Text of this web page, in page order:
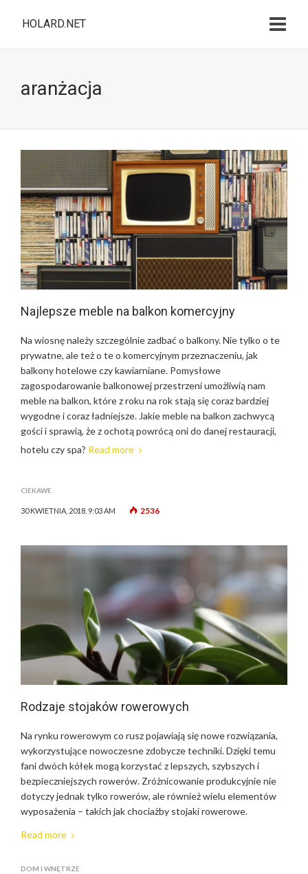
HOLARD.NET
aranżacja
Najlepsze meble na balkon komercyjny
Na wiosnę należy szczególnie zadbać o balkony. Nie tylko o te
prywatne, ale też o te o komercyjnym przeznaczeniu, jak
balkony hotelowe czy kawiarniane. Pomysłowe
zagospodarowanie balkonowej przestrzeni umożliwią nam
meble na balkon, które z roku na rok stają się coraz bardziej
wygodne i coraz ładniejsze. Jakie meble na balkon zachwycą
gości i sprawią, że z ochotą powrócą oni do danej restauracji,
hotelu czy spa? Read more
CIEKAWE
30 KWIETNIA, 2018, 9:03 AM 2536
Rodzaje stojaków rowerowych
Na rynku rowerowym co rusz pojawiają się nowe rozwiązania,
wykorzystujące nowoczesne zdobycze techniki. Dzięki temu
fani dwóch kółek mogą korzystać z lepszych, szybszych i
bezpieczniejszych rowerów. Zróżnicowanie produkcyjnie nie
dotyczy jednak tylko rowerów, ale również wielu elementów
wyposażenia – takich jak chociażby stojaki rowerowe.
Read more
DOM I WNĘTRZE